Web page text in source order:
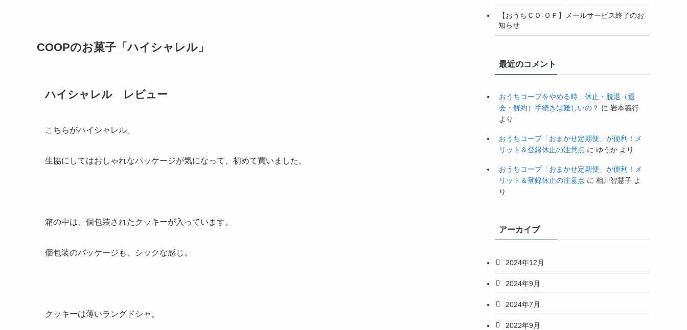
COOPのお菓子「ハイシャレル」
ハイシャレル レビュー
こちらがハイシャレル。
生協にしてはおしゃれなパッケージが気になって、初めて買いました。
箱の中は、個包装されたクッキーが入っています。
個包装のパッケージも、シックな感じ。
クッキーは薄いラングドシャ。
【おうちＣＯ-ＯＰ】メールサービス終了のお
知らせ
最近のコメント
おうちコープをやめる時…休止・脱退（退
会・解約）手続きは難しいの？ に 岩本義行
より
おうちコープ「おまかせ定期便」が便利！メ
リット＆登録休止の注意点 に ゆうか より
おうちコープ「おまかせ定期便」が便利！メ
リット＆登録休止の注意点 に 相川智慧子 よ
り
アーカイブ
2024年12月
2024年9月
2024年7月
2022年9月